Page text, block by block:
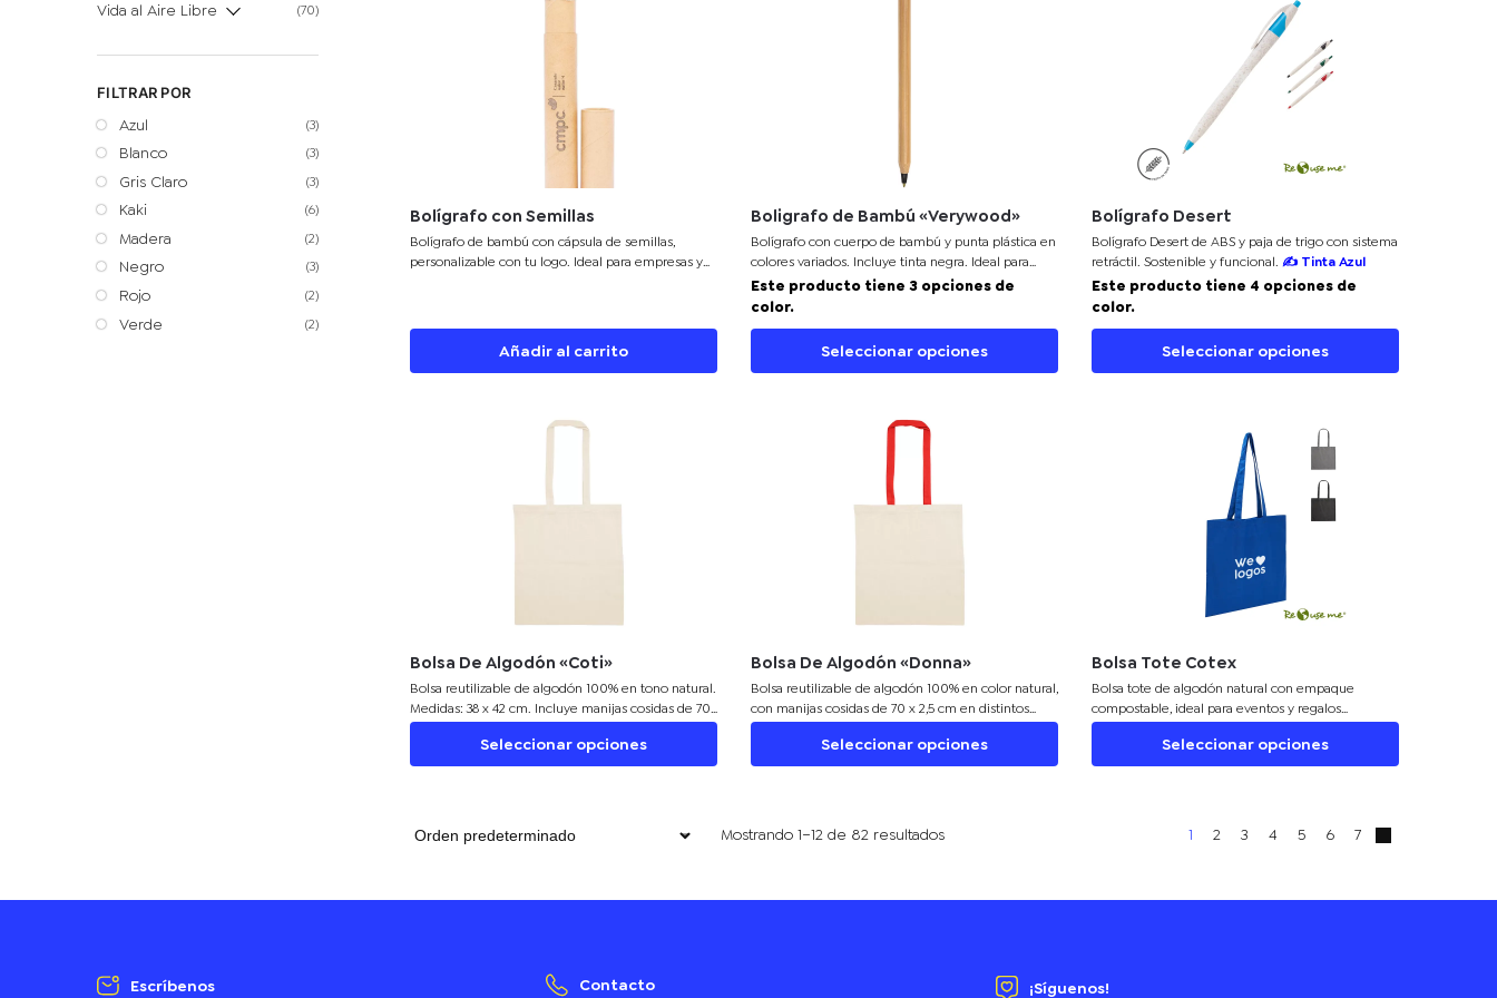
Bolígrafo con Semillas
Bolígrafo de bambú con cápsula de semillas,
personalizable con tu logo. Ideal para empresas y
Añadir al carrito
Boligrafo de Bambú «Verywood»
Bolígrafo con cuerpo de bambú y punta plástica en
colores variados. Incluye tinta negra. Ideal para
personalización como artículo promocional
sostenible.
Este producto tiene 3 opciones de
color.
Seleccionar opciones
Bolígrafo Desert
Bolígrafo Desertde ABS y paja de trigo con sistema
retráctil. Sostenible y funcional.✍ Tinta Azul
Este producto tiene 4 opciones de
color.
Seleccionar opciones
Bolsa De Algodón «Coti»
Bolsa reutilizable de algodón 100% en tono natural.
Medidas: 38 x 42 cm. Incluye manijas cosidas de 70
x 2,5 cm que brindan comodidad y resistencia.
Liviana (50 g aprox.), práctica para el uso diario o
campañas ecológicas. Personalízala con tu marca
Seleccionar opciones
Bolsa De Algodón «Donna»
Bolsa reutilizable de algodón 100% en color natural,
con manijas cosidas de 70 x 2,5 cm en distintos
colores. Medidas: 38 x 42 cm. Liviana (50 g aprox),
resistente y versátil para el día a día. Ideal para
campañas sustentables. Personalizable con tu
Seleccionar opciones
Bolsa Tote Cotex
Bolsa tote de algodón natural con empaque
compostable, ideal para eventos y regalos
promocionales de enfoque ecológico.
Seleccionar opciones
Mostrando 1–12 de 82 resultados 1 2 3 4 5 6 7
Vida al Aire Libre (70)
FILTRAR POR
Azul (3)
Blanco (3)
Gris Claro (3)
Kaki (6)
Madera (2)
Negro (3)
Rojo (2)
Verde (2)
Escríbenos Contacto ¡Síguenos!